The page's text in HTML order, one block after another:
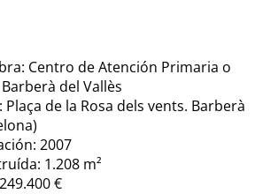
Centro de Atención Primaria o
del Vallès
de la Rosa dels vents. Barberà
2007
1.208 m²
€